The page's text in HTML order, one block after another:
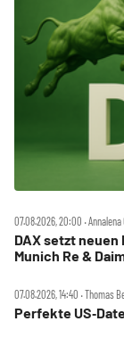
07.08.2026, 20:00 ‧ Annalena
DAX setzt
Munich Re &
07.08.2026, 14:40 ‧ Thomas
Perfekte